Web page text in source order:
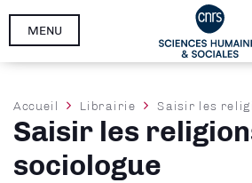
Aller
MENU
Fil
d'Ariane
Accueil Librairie Saisir les
Saisir les
sociologue